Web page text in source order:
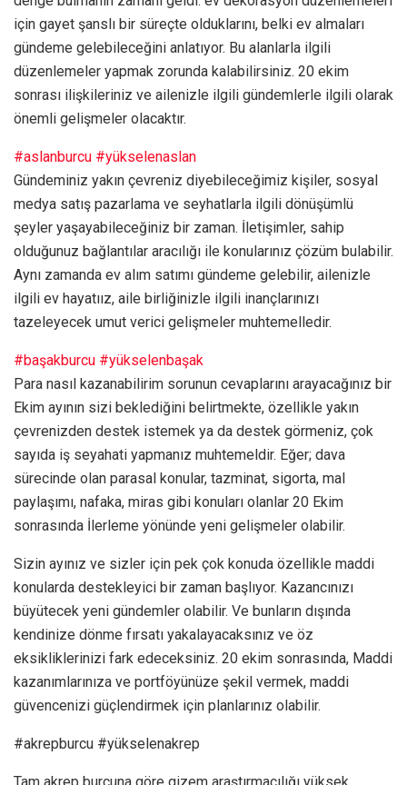
için gayet şanslı bir süreçte olduklarını, belki ev almaları
gündeme gelebileceğini anlatıyor. Bu alanlarla ilgili
düzenlemeler yapmak zorunda kalabilirsiniz. 20 ekim
sonrası ilişkileriniz ve ailenizle ilgili gündemlerle ilgili olarak
önemli gelişmeler olacaktır.
#aslanburcu #yükselenaslan
Gündeminiz yakın çevreniz diyebileceğimiz kişiler, sosyal
medya satış pazarlama ve seyhatlarla ilgili dönüşümlü
şeyler yaşayabileceğiniz bir zaman. İletişimler, sahip
olduğunuz bağlantılar aracılığı ile konularınız çözüm bulabilir.
Aynı zamanda ev alım satımı gündeme gelebilir, ailenizle
ilgili ev hayatıız, aile birliğinizle ilgili inançlarınızı
tazeleyecek umut verici gelişmeler muhtemelledir.
#başakburcu #yükselenbaşak
Para nasıl kazanabilirim sorunun cevaplarını arayacağınız bir
Ekim ayının sizi beklediğini belirtmekte, özellikle yakın
çevrenizden destek istemek ya da destek görmeniz, çok
sayıda iş seyahati yapmanız muhtemeldir. Eğer; dava
sürecinde olan parasal konular, tazminat, sigorta, mal
paylaşımı, nafaka, miras gibi konuları olanlar 20 Ekim
sonrasında İlerleme yönünde yeni gelişmeler olabilir.
Sizin ayınız ve sizler için pek çok konuda özellikle maddi
konularda destekleyici bir zaman başlıyor. Kazancınızı
büyütecek yeni gündemler olabilir. Ve bunların dışında
kendinize dönme fırsatı yakalayacaksınız ve öz
eksikliklerinizi fark edeceksiniz. 20 ekim sonrasında, Maddi
kazanımlarınıza ve portföyünüze şekil vermek, maddi
güvencenizi güçlendirmek için planlarınız olabilir.
#akrepburcu #yükselenakrep